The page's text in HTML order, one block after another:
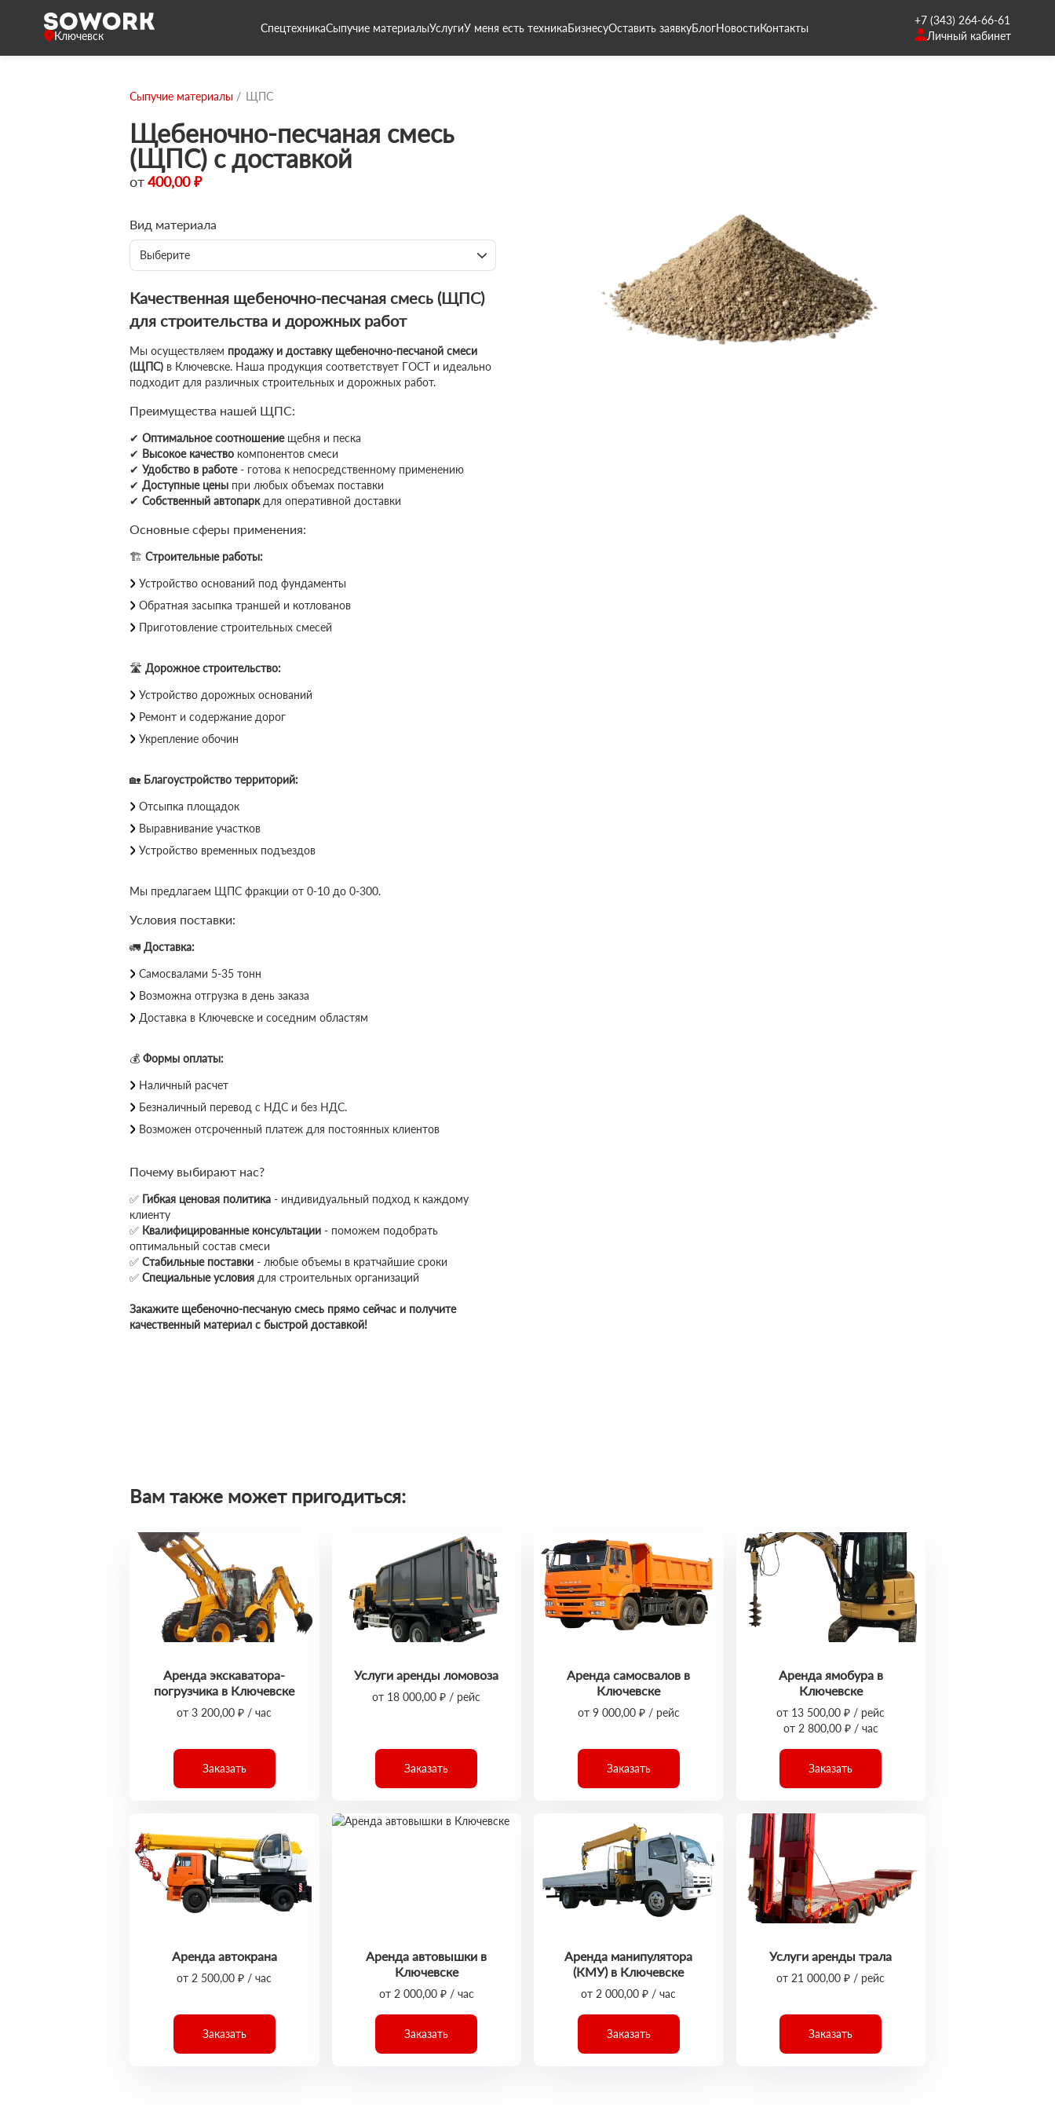
Ключевск
СпецтехникаСыпучие материалыУслугиУ меня есть техникаБизнесуОставить заявкуБлогНовостиКонтакты
+7 (343) 264-66-61
Личный кабинет
Сыпучие материалы ЩПС
Щебеночно-песчаная смесь
(ЩПС) с доставкой
от400,00 ₽
Вид материала
Выберите
Качественная щебеночно-песчаная смесь (ЩПС)
для строительства и дорожных работ
Мы осуществляем продажу и доставку щебеночно-песчаной смеси
(ЩПС) в Ключевске. Наша продукция соответствует ГОСТ и идеально
подходит для различных строительных и дорожных работ.
Преимущества нашей ЩПС:
✔ Оптимальное соотношениещебня и песка
✔ Высокое качество компонентов смеси
✔ Удобство в работе- готова к непосредственному применению
✔ Доступные цены при любых объемах поставки
✔ Собственный автопаркдля оперативной доставки
Основные сферы применения:
🏗 Строительные работы:
Устройство оснований под фундаменты
Обратная засыпка траншей и котлованов
Приготовление строительных смесей
🛣 Дорожное строительство:
Устройство дорожных оснований
Ремонт и содержание дорог
Укрепление обочин
🏡 Благоустройство территорий:
Отсыпка площадок
Выравнивание участков
Устройство временных подъездов
Мы предлагаем ЩПС фракции от 0-10 до 0-300.
Условия поставки:
🚛 Доставка:
Самосвалами 5-35 тонн
Возможна отгрузка в день заказа
Доставка в Ключевске и соседним областям
💰 Формы оплаты:
Наличный расчет
Безналичный перевод с НДС и без НДС.
Возможен отсроченный платеж для постоянных клиентов
Почему выбирают нас?
✅ Гибкая ценовая политика - индивидуальный подход к каждому
клиенту
✅ Квалифицированные консультации - поможем подобрать
оптимальный состав смеси
✅ Стабильные поставки - любые объемы в кратчайшие сроки
✅ Специальные условия для строительных организаций
Закажите щебеночно-песчаную смесь прямо сейчас и получите
качественный материал с быстрой доставкой!
Вам также может пригодиться:
Аренда экскаватора-
погрузчика в Ключевске
от 3 200,00 ₽ / час
Заказать
Услуги аренды ломовоза
от 18 000,00 ₽ / рейс
Заказать
Аренда самосвалов в
Ключевске
от 9 000,00 ₽ / рейс
Заказать
Аренда ямобура в
Ключевске
от 13 500,00 ₽ / рейс
от 2 800,00 ₽ / час
Заказать
Аренда автокрана
от 2 500,00 ₽ / час
Заказать
Аренда автовышки в
Ключевске
от 2 000,00 ₽ / час
Заказать
Аренда манипулятора
(КМУ) в Ключевске
от 2 000,00 ₽ / час
Заказать
Услуги аренды трала
от 21 000,00 ₽ / рейс
Заказать